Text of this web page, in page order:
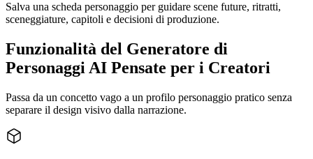
Salva una scheda personaggio per guidare scene future, ritratti,
sceneggiature, capitoli e decisioni di produzione.
Funzionalità del Generatore di
Personaggi AI Pensate per i Creatori
Passa da un concetto vago a un profilo personaggio pratico senza
separare il design visivo dalla narrazione.